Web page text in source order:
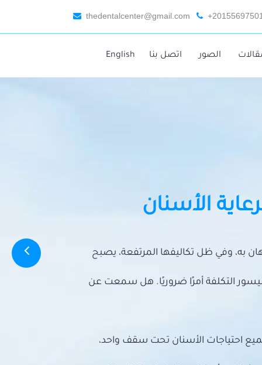
thedentalcenter@gmail.com
الصور اتصل بنا English
الأسنان
به، وفي ظل تكاليفها المرتفعة، يصبح
التكلفة أمرًا ضروريًا. هل سمعت عن
احتياجات الأسنان تحت سقف واحد،